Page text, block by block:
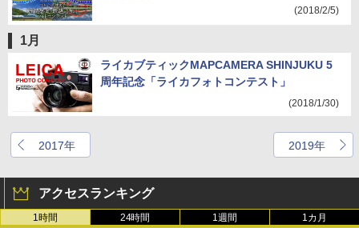
(2018/2/5)
1月
ライカブティックMAPCAMERA SHINJUKU 5
周年記念「ライカフォトコンテスト」
(2018/1/30)
2017年 2019年
アクセスランキング
1時間 24時間 1週間 1カ月